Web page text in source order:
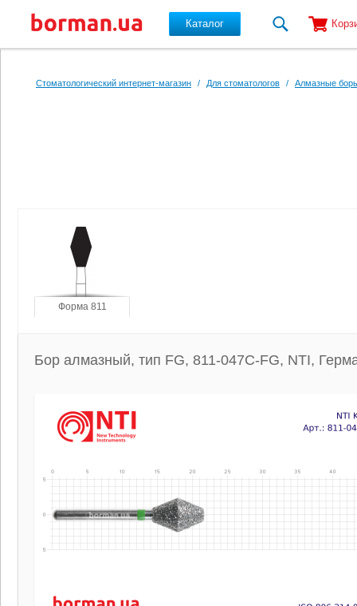
Каталог
Стоматологический интернет-магазин / Для стоматологов / Алмазные
Форма 811
Бор алмазный, тип FG, 811-047C-FG, NTI,